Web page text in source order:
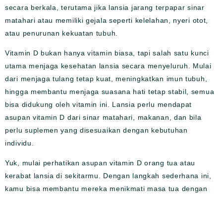
secara berkala, terutama jika lansia jarang terpapar sinar
matahari atau memiliki gejala seperti kelelahan, nyeri otot,
atau penurunan kekuatan tubuh.
Vitamin D bukan hanya vitamin biasa, tapi salah satu kunci
utama menjaga kesehatan lansia secara menyeluruh. Mulai
dari menjaga tulang tetap kuat, meningkatkan imun tubuh,
hingga membantu menjaga suasana hati tetap stabil, semua
bisa didukung oleh vitamin ini. Lansia perlu mendapat
asupan vitamin D dari sinar matahari, makanan, dan bila
perlu suplemen yang disesuaikan dengan kebutuhan
individu.
Yuk, mulai perhatikan asupan vitamin D orang tua atau
kerabat lansia di sekitarmu. Dengan langkah sederhana ini,
kamu bisa membantu mereka menikmati masa tua dengan